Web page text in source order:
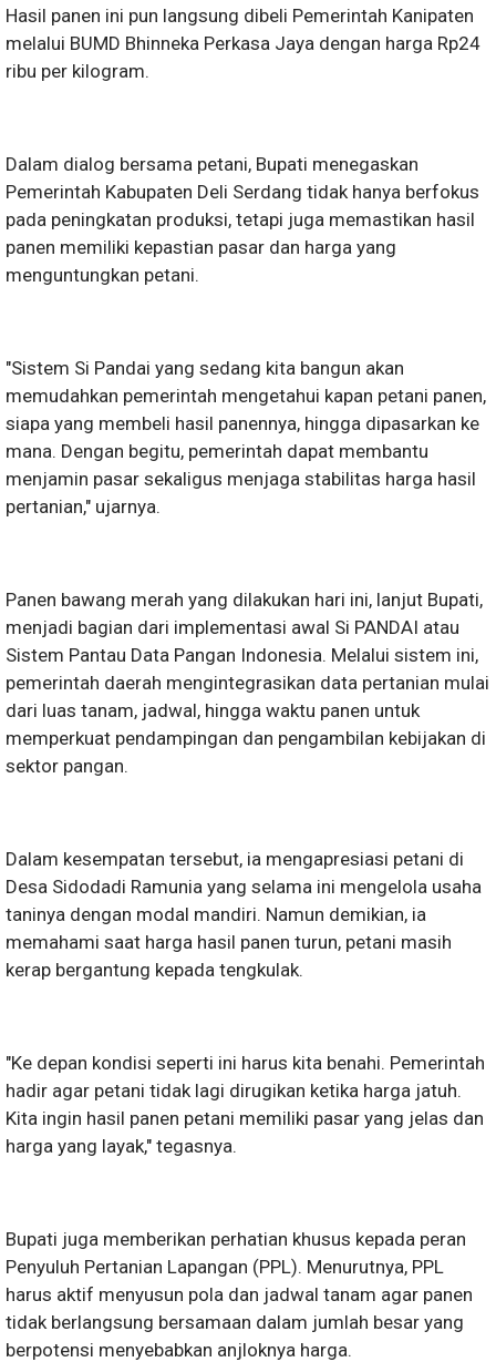
Hasil panen ini pun langsung dibeli Pemerintah Kanipaten
melalui BUMD Bhinneka Perkasa Jaya dengan harga Rp24
ribu per kilogram.
Dalam dialog bersama petani, Bupati menegaskan
Pemerintah Kabupaten Deli Serdang tidak hanya berfokus
pada peningkatan produksi, tetapi juga memastikan hasil
panen memiliki kepastian pasar dan harga yang
menguntungkan petani.
"Sistem Si Pandai yang sedang kita bangun akan
memudahkan pemerintah mengetahui kapan petani panen,
siapa yang membeli hasil panennya, hingga dipasarkan ke
mana. Dengan begitu, pemerintah dapat membantu
menjamin pasar sekaligus menjaga stabilitas harga hasil
pertanian," ujarnya.
Panen bawang merah yang dilakukan hari ini, lanjut Bupati,
menjadi bagian dari implementasi awal Si PANDAI atau
Sistem Pantau Data Pangan Indonesia. Melalui sistem ini,
pemerintah daerah mengintegrasikan data pertanian mulai
dari luas tanam, jadwal, hingga waktu panen untuk
memperkuat pendampingan dan pengambilan kebijakan di
sektor pangan.
Dalam kesempatan tersebut, ia mengapresiasi petani di
Desa Sidodadi Ramunia yang selama ini mengelola usaha
taninya dengan modal mandiri. Namun demikian, ia
memahami saat harga hasil panen turun, petani masih
kerap bergantung kepada tengkulak.
"Ke depan kondisi seperti ini harus kita benahi. Pemerintah
hadir agar petani tidak lagi dirugikan ketika harga jatuh.
Kita ingin hasil panen petani memiliki pasar yang jelas dan
harga yang layak," tegasnya.
Bupati juga memberikan perhatian khusus kepada peran
Penyuluh Pertanian Lapangan (PPL). Menurutnya, PPL
harus aktif menyusun pola dan jadwal tanam agar panen
tidak berlangsung bersamaan dalam jumlah besar yang
berpotensi menyebabkan anjloknya harga.